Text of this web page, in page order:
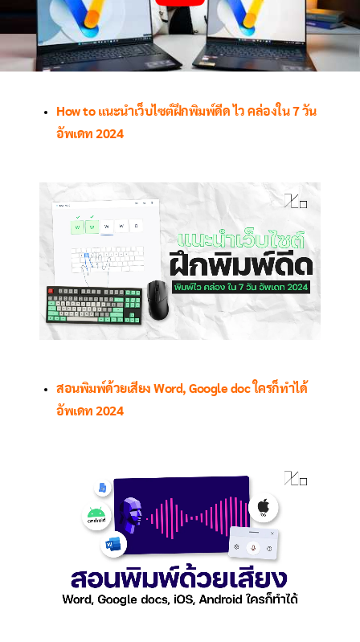
How to แนะนำเว็บไซต์ฝึกพิมพ์ดีด ไว คล่องใน 7 วัน
อัพเดท 2024
สอนพิมพ์ด้วยเสียง Word, Google doc ใครก็ทำได้
อัพเดท 2024